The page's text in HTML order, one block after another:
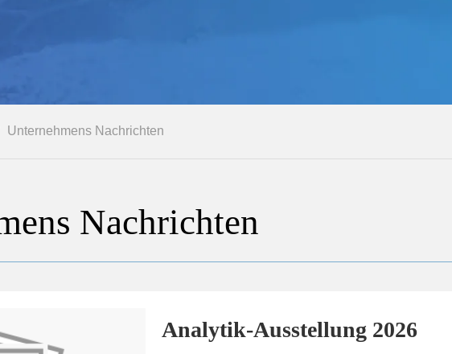
Unternehmens Nachrichten
Nachrichten
Analytik-Ausstellung 2026